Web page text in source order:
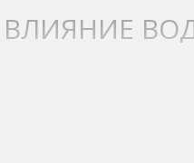
ВЛИЯНИЕ